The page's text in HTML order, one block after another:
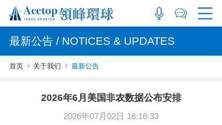
最新公告 / NOTICES & UPDATES
首页 关于我们 最新公告
2026年6月美国非农数据公布安排
2026年07月02日 16:16:33